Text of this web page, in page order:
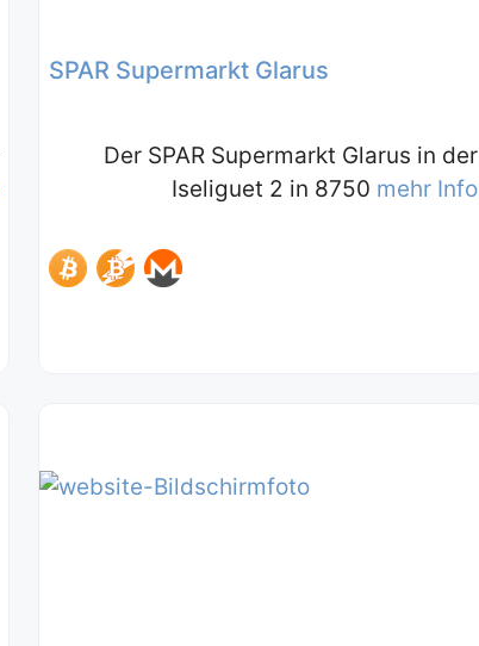
SPAR Supermarkt Glarus
Der SPAR Supermarkt Glarus in der
Iseliguet 2 in 8750 mehr Info